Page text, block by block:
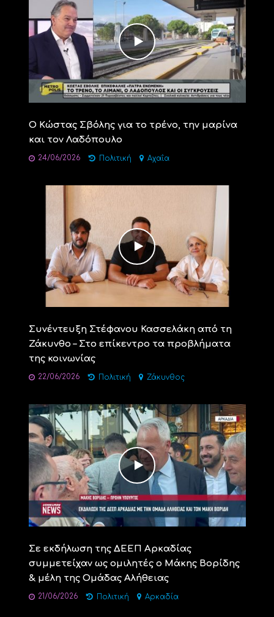
Ο Κώστας Σβόλης για το τρένο, την μαρίνα
και τον Λαδόπουλο
24/06/2026 Πολιτική Αχαΐα
Συνέντευξη Στέφανου Κασσελάκη από τη
Ζάκυνθο – Στο επίκεντρο τα προβλήματα
της κοινωνίας
22/06/2026 Πολιτική Ζάκυνθος
Σε εκδήλωση της ΔΕΕΠ Αρκαδίας
συμμετείχαν ως ομιλητές ο Μάκης Βορίδης
& μέλη της Ομάδας Αλήθειας
21/06/2026 Πολιτική Αρκαδία